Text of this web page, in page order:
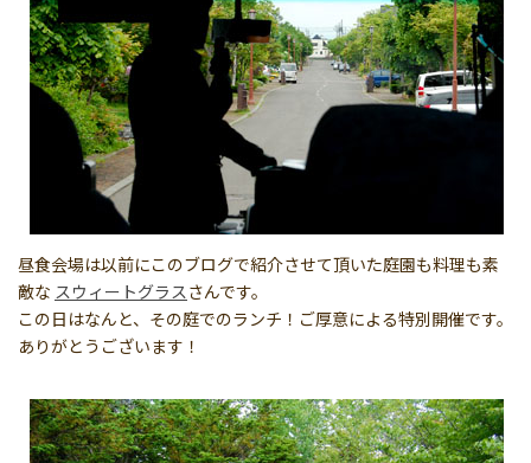
昼食会場は以前にこのブログで紹介させて頂いた庭園も料理も素
敵な スウィートグラス さんです。
この日はなんと、その庭でのランチ！ご厚意による特別開催です。
ありがとうございます！